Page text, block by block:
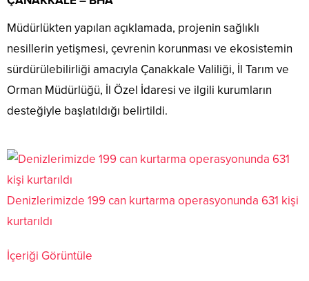
Müdürlükten yapılan açıklamada, projenin sağlıklı
nesillerin yetişmesi, çevrenin korunması ve ekosistemin
sürdürülebilirliği amacıyla Çanakkale Valiliği, İl Tarım ve
Orman Müdürlüğü, İl Özel İdaresi ve ilgili kurumların
desteğiyle başlatıldığı belirtildi.
Denizlerimizde 199 can kurtarma operasyonunda 631 kişi
kurtarıldı
İçeriği Görüntüle